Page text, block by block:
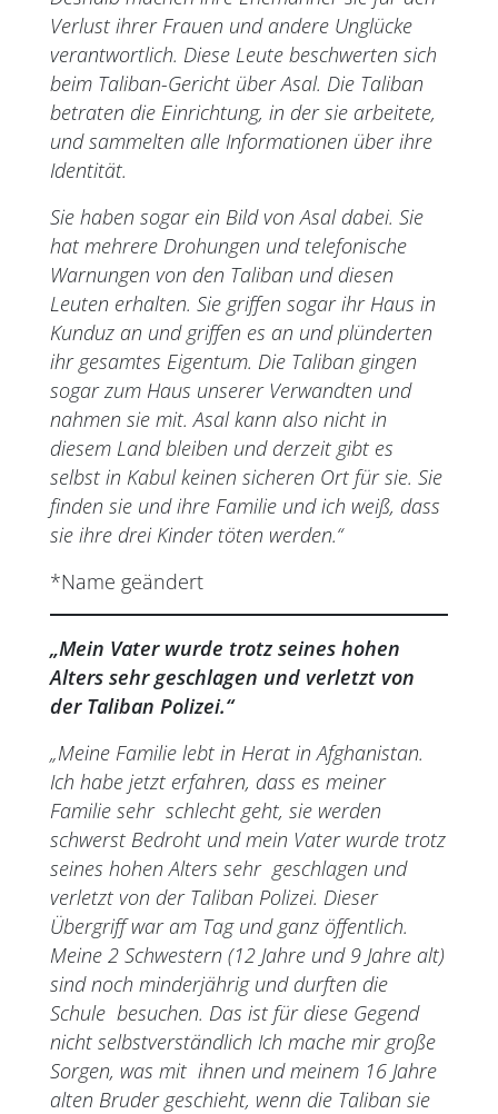
Verlust ihrer Frauen und andere Unglücke
verantwortlich. Diese Leute beschwerten sich
beim Taliban-Gericht über Asal. Die Taliban
betraten die Einrichtung, in der sie arbeitete,
und sammelten alle Informationen über ihre
Identität.
Sie haben sogar ein Bild von Asal dabei. Sie
hat mehrere Drohungen und telefonische
Warnungen von den Taliban und diesen
Leuten erhalten. Sie griffen sogar ihr Haus in
Kunduz an und griffen es an und plünderten
ihr gesamtes Eigentum. Die Taliban gingen
sogar zum Haus unserer Verwandten und
nahmen sie mit. Asal kann also nicht in
diesem Land bleiben und derzeit gibt es
selbst in Kabul keinen sicheren Ort für sie. Sie
finden sie und ihre Familie und ich weiß, dass
sie ihre drei Kinder töten werden.“
*Name geändert
„Mein Vater wurde trotz seines hohen
Alters sehr geschlagen und verletzt von
der Taliban Polizei.“
„Meine Familie lebt in Herat in Afghanistan.
Ich habe jetzt erfahren, dass es meiner
Familie sehr schlecht geht, sie werden
schwerst Bedroht und mein Vater wurde trotz
seines hohen Alters sehr geschlagen und
verletzt von der Taliban Polizei. Dieser
Übergriff war am Tag und ganz öffentlich.
Meine 2 Schwestern (12 Jahre und 9 Jahre alt)
sind noch minderjährig und durften die
Schule besuchen. Das ist für diese Gegend
nicht selbstverständlich Ich mache mir große
Sorgen, was mit ihnen und meinem 16 Jahre
alten Bruder geschieht, wenn die Taliban sie